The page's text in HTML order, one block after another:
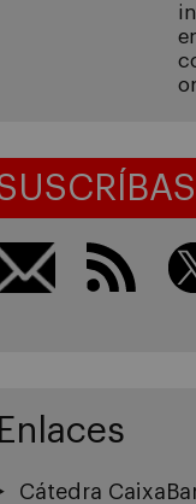
Enlaces
Cátedra